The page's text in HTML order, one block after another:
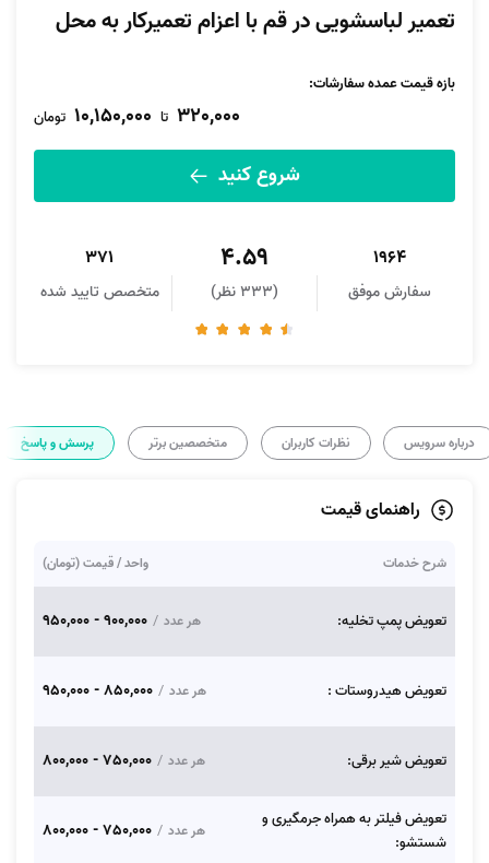
تعمیر لباسشویی در قم با اعزام تعمیرکار به محل
بازه قیمت عمده سفارشات:
320,000 تا 10,150,000 تومان
شروع کنید
1964
سفارش موفق
4.59
(333 نظر)
371
متخصص تایید شده
درباره سرویس نظرات کاربران متخصصین برتر پرسش و پاسخ
راهنمای قیمت
شرح خدمات واحد / قیمت (تومان)
تعویض پمپ تخلیه: هر عدد /
900,000 - 950,000
تعویض هیدروستات : هر عدد /
850,000 - 950,000
تعویض شیر برقی: هر عدد /
750,000 - 800,000
تعویض فیلتر به همراه جرمگیری و
شستشو:
هر عدد /
750,000 - 800,000